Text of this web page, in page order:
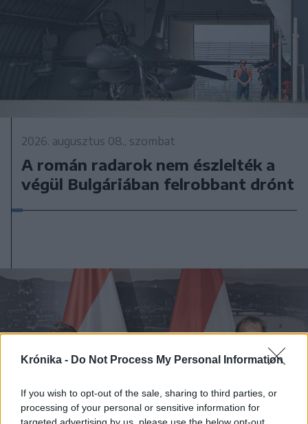
Krónika - Do Not Process My Personal Information
If you wish to opt-out of the sale, sharing to third parties, or
processing of your personal or sensitive information for
2026. augusztus 08., szombat
A román radarok nem észlelték a
végül Bulgáriában felrobbant drónt